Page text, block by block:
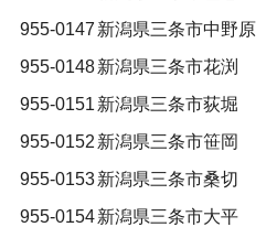
955-0147 新潟県三条市中野原
955-0148新潟県三条市花渕
955-0151 新潟県三条市荻堀
955-0152 新潟県三条市笹岡
955-0153新潟県三条市桑切
955-0154新潟県三条市大平